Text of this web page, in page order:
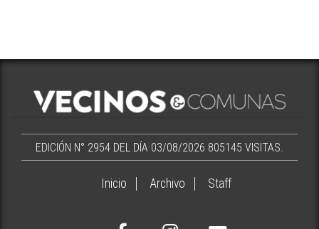
EDICIÓN N° 2954 DEL DÍA 03/08/2026 805145 VISITAS.
Inicio Archivo Staff